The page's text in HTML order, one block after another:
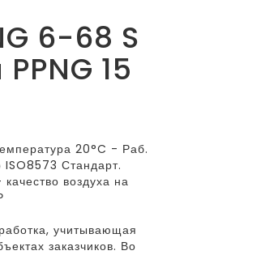
6-68 S
15
20°C - Раб.
Стандарт.
воздуха на
учитывающая
заказчиков. Во